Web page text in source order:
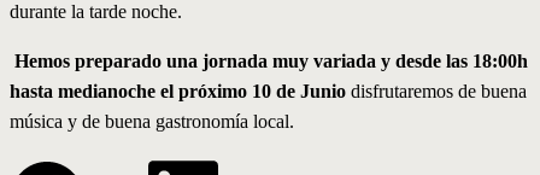
durante la tarde noche.
Hemos preparado una jornada muy variada y desde las 18:00h
hasta medianoche el próximo 10 de Junio disfrutaremos de buena
música y de buena gastronomía local.